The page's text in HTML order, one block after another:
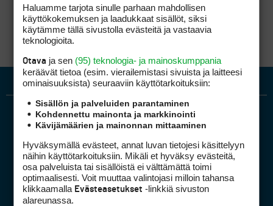
Golfpiste mediakortti
Haluamme tarjota sinulle parhaan mahdollisen
käyttökokemuksen ja laadukkaat sisällöt, siksi
käytämme tällä sivustolla evästeitä ja vastaavia
teknologioita.
Otava ja sen (95) teknologia- ja mainoskumppania
keräävät tietoa (esim. vierailemis­tasi sivuista ja laitteesi
ominaisuuk­sista) seuraaviin käyttötarkoituksiin:
Sisällön ja palveluiden parantaminen
Kohdennettu mainonta ja markkinointi
Kävijämäärien ja mainonnan mittaaminen
Hyväksymällä evästeet, annat luvan tietojesi käsittelyyn
näihin käyttötarkoituksiin. Mikäli et hyväksy evästeitä,
osa palveluista tai sisällöistä ei välttämättä toimi
optimaalisesti. Voit muuttaa valintojasi milloin tahansa
klikkaamalla Evästeasetukset -linkkiä sivuston
alareunassa.